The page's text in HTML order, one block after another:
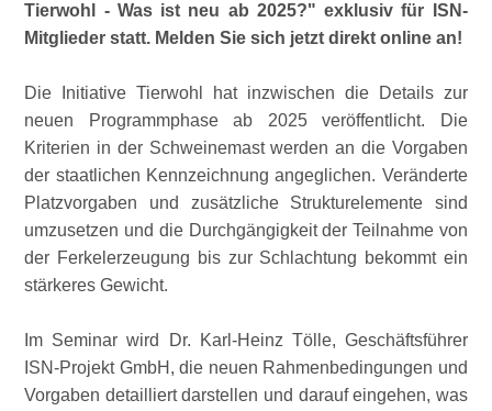
Tierwohl - Was ist neu ab 2025?
exklusiv für ISN-
Mitglieder statt. Melden Sie sich jetzt direkt online an!
Die Initiative Tierwohl hat inzwischen die Details zur
neuen Programmphase ab 2025 veröffentlicht. Die
Kriterien in der Schweinemast werden an die Vorgaben
der staatlichen Kennzeichnung angeglichen. Veränderte
Platzvorgaben und zusätzliche Strukturelemente sind
umzusetzen und die Durchgängigkeit der Teilnahme von
der Ferkelerzeugung bis zur Schlachtung bekommt ein
stärkeres Gewicht.
Im Seminar wird Dr. Karl-Heinz Tölle, Geschäftsführer
ISN-Projekt GmbH, die neuen Rahmenbedingungen und
Vorgaben detailliert darstellen und darauf eingehen, was